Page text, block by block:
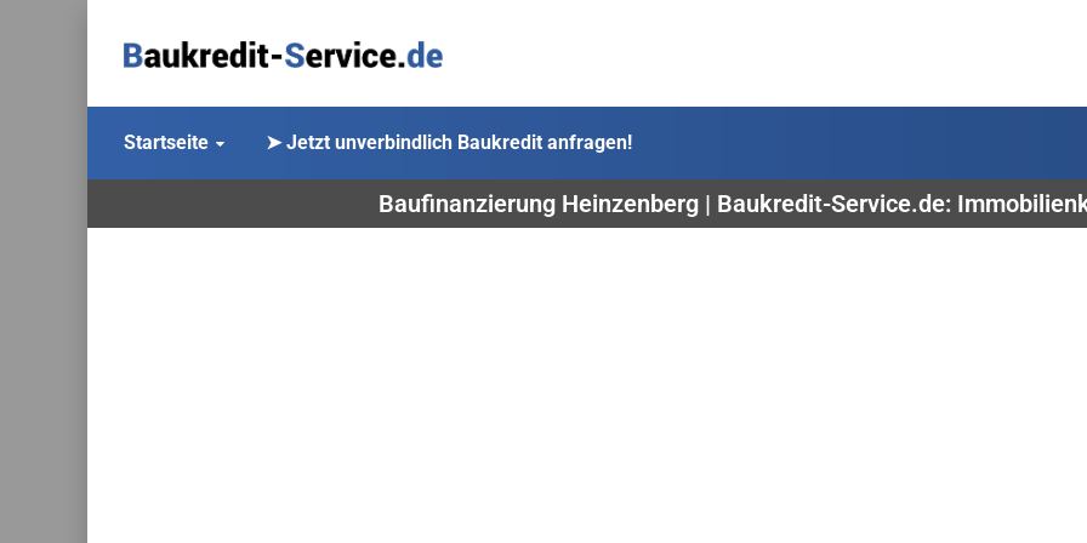
Startseite ➤ Jetzt unverbindlich Baukredit anfragen!
Baufinanzierung Heinzenberg | Baukredit-Service.de: